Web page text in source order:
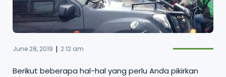
June 28, 2019 | 2:12 am
Berikut beberapa hal-hal yang perlu Anda pikirkan